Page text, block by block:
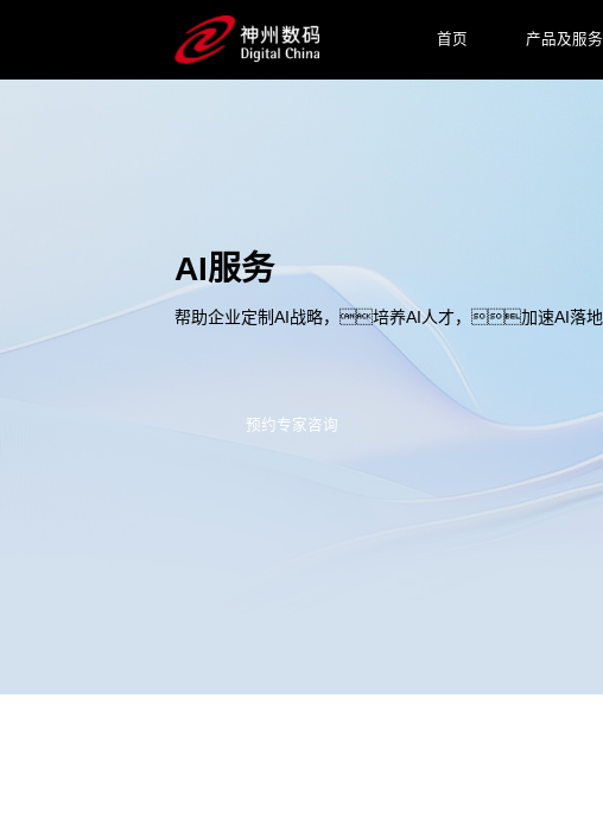
首页 产品及服务
AI服务
帮助企业定制AI战略，培养AI人才，加速AI落地
预约专家咨询